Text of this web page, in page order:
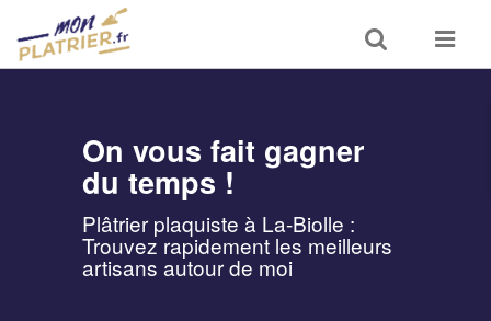
Toggle
search
Toggle
On vous fait gagner
du temps !
Plâtrier plaquiste à La-Biolle :
Trouvez rapidement les meilleurs
artisans autour de moi